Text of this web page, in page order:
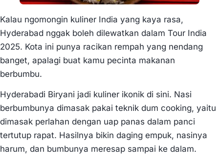
Kalau ngomongin kuliner India yang kaya rasa,
Hyderabad nggak boleh dilewatkan dalam Tour India
2025. Kota ini punya racikan rempah yang nendang
banget, apalagi buat kamu pecinta makanan
berbumbu.
Hyderabadi Biryani jadi kuliner ikonik di sini. Nasi
berbumbunya dimasak pakai teknik dum cooking, yaitu
dimasak perlahan dengan uap panas dalam panci
tertutup rapat. Hasilnya bikin daging empuk, nasinya
harum, dan bumbunya meresap sampai ke dalam.